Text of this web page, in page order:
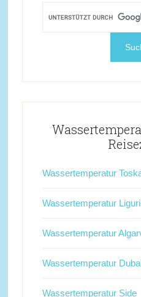
Wassertemperatur
Wassertemperatur
Wassertemperatur
Wassertemperatur
Wassertemperatur Side